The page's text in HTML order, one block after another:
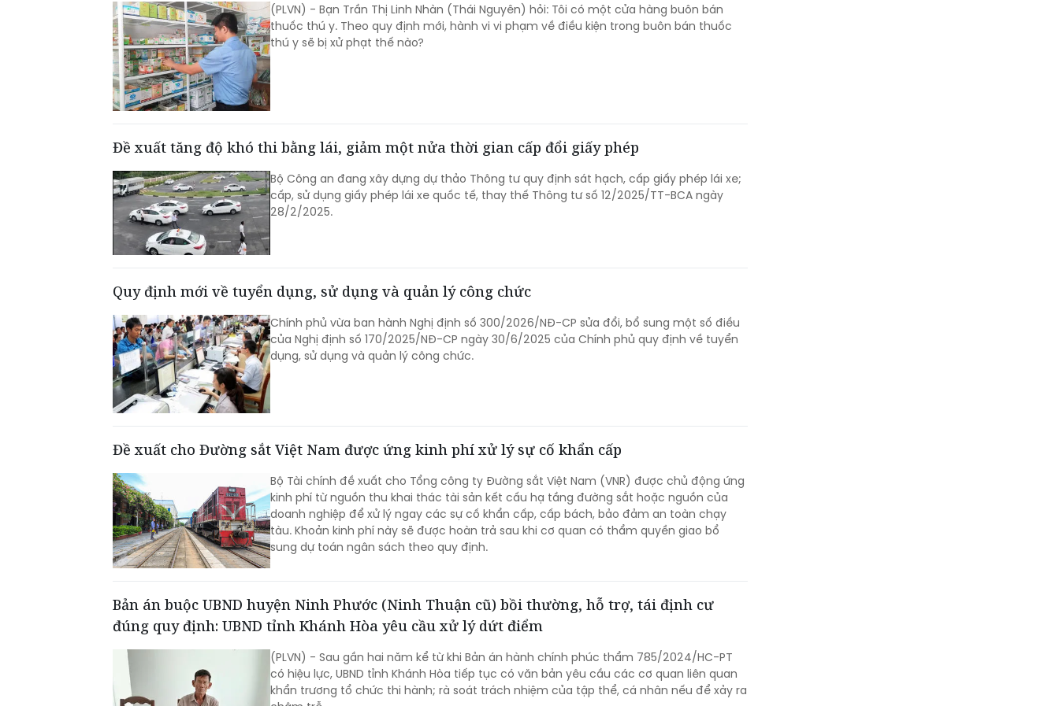
(PLVN) - Bạn Trần Thị Linh Nhàn (Thái Nguyên) hỏi: Tôi có một cửa hàng buôn bán
thuốc thú y. Theo quy định mới, hành vi vi phạm về điều kiện trong buôn bán thuốc
thú y sẽ bị xử phạt thế nào?
Đề xuất tăng độ khó thi bằng lái, giảm một nửa thời gian cấp đổi giấy phép
Bộ Công an đang xây dựng dự thảo Thông tư quy định sát hạch, cấp giấy phép lái xe;
cấp, sử dụng giấy phép lái xe quốc tế, thay thế Thông tư số 12/2025/TT-BCA ngày
28/2/2025.
Quy định mới về tuyển dụng, sử dụng và quản lý công chức
Chính phủ vừa ban hành Nghị định số 300/2026/NĐ-CP sửa đổi, bổ sung một số điều
của Nghị định số 170/2025/NĐ-CP ngày 30/6/2025 của Chính phủ quy định về tuyển
dụng, sử dụng và quản lý công chức.
Đề xuất cho Đường sắt Việt Nam được ứng kinh phí xử lý sự cố khẩn cấp
Bộ Tài chính đề xuất cho Tổng công ty Đường sắt Việt Nam (VNR) được chủ động ứng
kinh phí từ nguồn thu khai thác tài sản kết cấu hạ tầng đường sắt hoặc nguồn của
doanh nghiệp để xử lý ngay các sự cố khẩn cấp, cấp bách, bảo đảm an toàn chạy
tàu. Khoản kinh phí này sẽ được hoàn trả sau khi cơ quan có thẩm quyền giao bổ
sung dự toán ngân sách theo quy định.
Bản án buộc UBND huyện Ninh Phước (Ninh Thuận cũ) bồi thường, hỗ trợ, tái định cư
đúng quy định: UBND tỉnh Khánh Hòa yêu cầu xử lý dứt điểm
(PLVN) - Sau gần hai năm kể từ khi Bản án hành chính phúc thẩm 785/2024/HC-PT
có hiệu lực, UBND tỉnh Khánh Hòa tiếp tục có văn bản yêu cầu các cơ quan liên quan
khẩn trương tổ chức thi hành; rà soát trách nhiệm của tập thể, cá nhân nếu để xảy ra